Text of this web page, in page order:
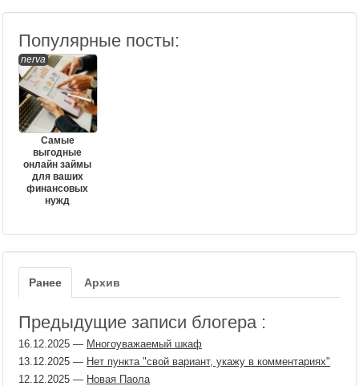
Популярные посты:
nerva
Самые
выгодные
онлайн займы
для ваших
финансовых
нужд
Ранее Архив
Предыдущие записи блогера :
16.12.2025 — Многоуважаемый шкаф
13.12.2025 — Нет пункта "свой вариант, укажу в комментариях"
12.12.2025 — Новая Паола